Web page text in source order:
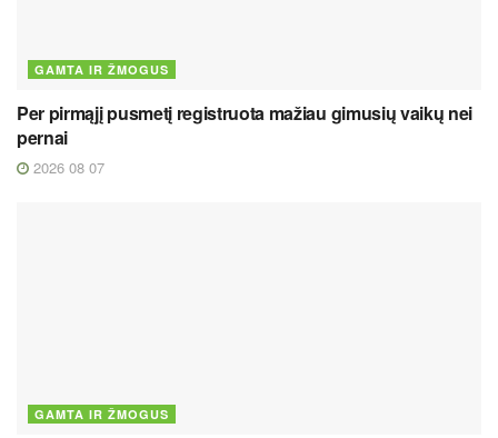
GAMTA IR ŽMOGUS
Per pirmąjį pusmetį registruota mažiau gimusių vaikų nei
pernai
2026 08 07
GAMTA IR ŽMOGUS